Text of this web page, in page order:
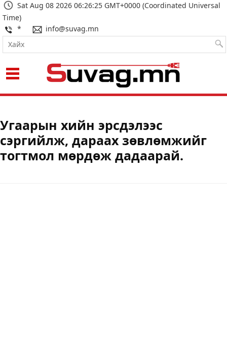
Sat Aug 08 2026 06:26:25 GMT+0000 (Coordinated Universal
Time)
*
info@suvag.mn
Угаарын хийн эрсдэлээс
сэргийлж, дараах зөвлөмжийг
тогтмол мөрдөж дадаарай.